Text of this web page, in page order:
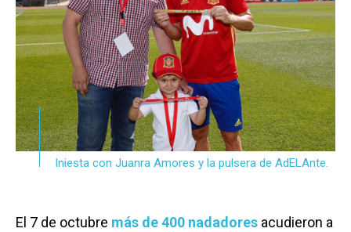
Iniesta con Juanra Amores y la pulsera de AdELAnte.
El 7 de octubre más de 400 nadadores acudieron a